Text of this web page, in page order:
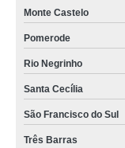
Monte Castelo
Pomerode
Rio Negrinho
Santa Cecília
São Francisco do Sul
Três Barras